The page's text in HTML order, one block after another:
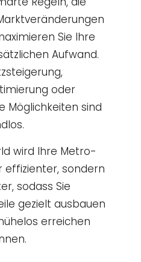
Sie Ihre
Aufwand.
oder
Möglichkeiten sind
wird Ihre Metro-
effizienter, sondern
sodass Sie
gezielt ausbauen
erreichen